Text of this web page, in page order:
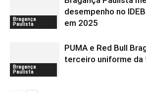
Bragança
Paulista
desempenho no
em 2025
Bragança
Paulista
PUMA e Red Bull
terceiro uniforme da